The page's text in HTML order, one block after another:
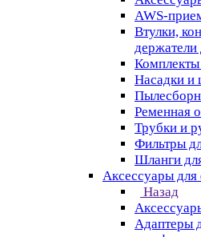
AWS-
Втулки,
держатели
Насадки и
Ременная
Трубки и
Фильтры
Шланги
Аксессуары для
Назад
Адаптеры